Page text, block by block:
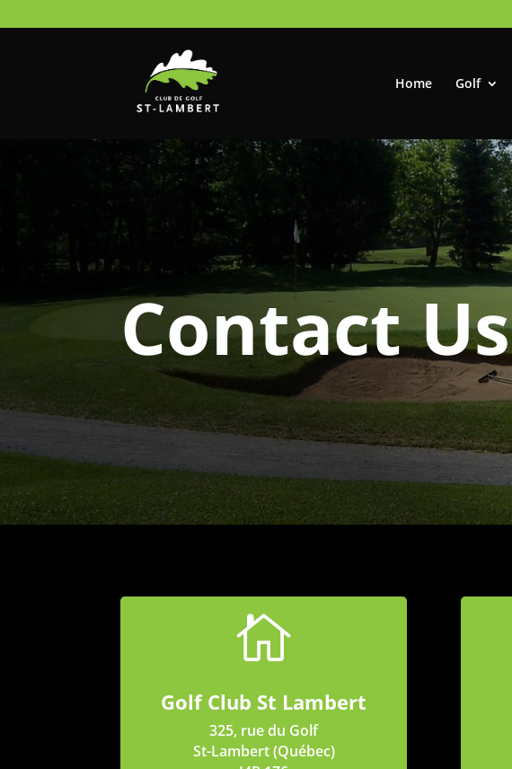
Home Golf
Contact Us

Golf Club St Lambert
325, rue du Golf
St-Lambert (Québec)